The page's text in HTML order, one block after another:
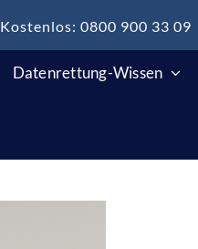
Kostenlos: 0800 900 33 09
Datenrettung-Wissen